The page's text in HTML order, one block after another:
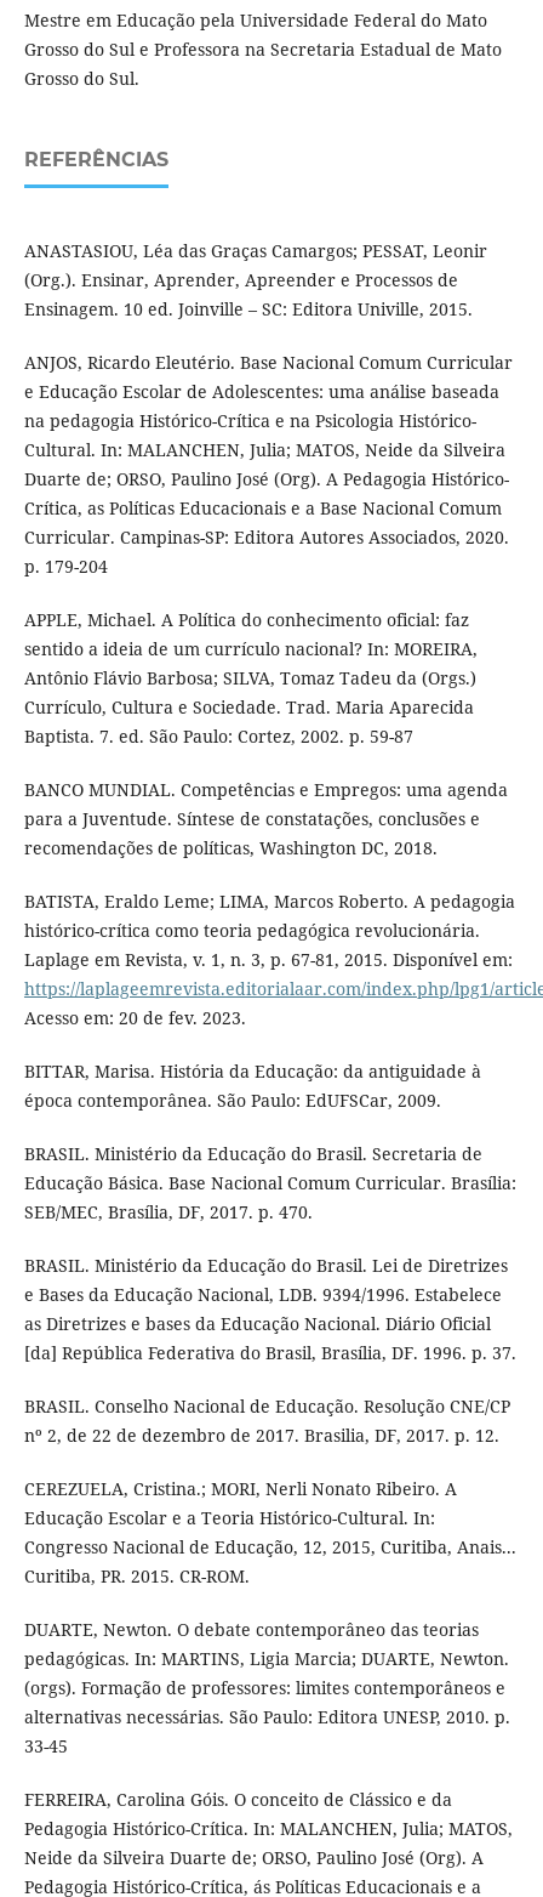
Mestre em Educação pela Universidade Federal do Mato
Grosso do Sul e Professora na Secretaria Estadual de Mato
Grosso do Sul.
REFERÊNCIAS
ANASTASIOU, Léa das Graças Camargos; PESSAT, Leonir
(Org.). Ensinar, Aprender, Apreender e Processos de
Ensinagem. 10 ed. Joinville – SC: Editora Univille, 2015.
ANJOS, Ricardo Eleutério. Base Nacional Comum Curricular
e Educação Escolar de Adolescentes: uma análise baseada
na pedagogia Histórico-Crítica e na Psicologia Histórico-
Cultural. In: MALANCHEN, Julia; MATOS, Neide da Silveira
Duarte de; ORSO, Paulino José (Org). A Pedagogia Histórico-
Crítica, as Políticas Educacionais e a Base Nacional Comum
Curricular. Campinas-SP: Editora Autores Associados, 2020.
p. 179-204
APPLE, Michael. A Política do conhecimento oficial: faz
sentido a ideia de um currículo nacional? In: MOREIRA,
Antônio Flávio Barbosa; SILVA, Tomaz Tadeu da (Orgs.)
Currículo, Cultura e Sociedade. Trad. Maria Aparecida
Baptista. 7. ed. São Paulo: Cortez, 2002. p. 59-87
BANCO MUNDIAL. Competências e Empregos: uma agenda
para a Juventude. Síntese de constatações, conclusões e
recomendações de políticas, Washington DC, 2018.
BATISTA, Eraldo Leme; LIMA, Marcos Roberto. A pedagogia
histórico-crítica como teoria pedagógica revolucionária.
Laplage em Revista, v. 1, n. 3, p. 67-81, 2015. Disponível em:
https://laplageemrevista.editorialaar.com/index.php/lpg1/
Acesso em: 20 de fev. 2023.
BITTAR, Marisa. História da Educação: da antiguidade à
época contemporânea. São Paulo: EdUFSCar, 2009.
BRASIL. Ministério da Educação do Brasil. Secretaria de
Educação Básica. Base Nacional Comum Curricular. Brasília:
SEB/MEC, Brasília, DF, 2017. p. 470.
BRASIL. Ministério da Educação do Brasil. Lei de Diretrizes
e Bases da Educação Nacional, LDB. 9394/1996. Estabelece
as Diretrizes e bases da Educação Nacional. Diário Oficial
[da] República Federativa do Brasil, Brasília, DF. 1996. p. 37.
BRASIL. Conselho Nacional de Educação. Resolução CNE/CP
nº 2, de 22 de dezembro de 2017. Brasilia, DF, 2017. p. 12.
CEREZUELA, Cristina.; MORI, Nerli Nonato Ribeiro. A
Educação Escolar e a Teoria Histórico-Cultural. In:
Congresso Nacional de Educação, 12, 2015, Curitiba, Anais...
Curitiba, PR. 2015. CR-ROM.
DUARTE, Newton. O debate contemporâneo das teorias
pedagógicas. In: MARTINS, Ligia Marcia; DUARTE, Newton.
(orgs). Formação de professores: limites contemporâneos e
alternativas necessárias. São Paulo: Editora UNESP, 2010. p.
33-45
FERREIRA, Carolina Góis. O conceito de Clássico e da
Pedagogia Histórico-Crítica. In: MALANCHEN, Julia; MATOS,
Neide da Silveira Duarte de; ORSO, Paulino José (Org). A
Pedagogia Histórico-Crítica, ás Políticas Educacionais e a